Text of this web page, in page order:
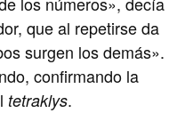
que al repetirse da
surgen los demás».
confirmando la
tetraklys.